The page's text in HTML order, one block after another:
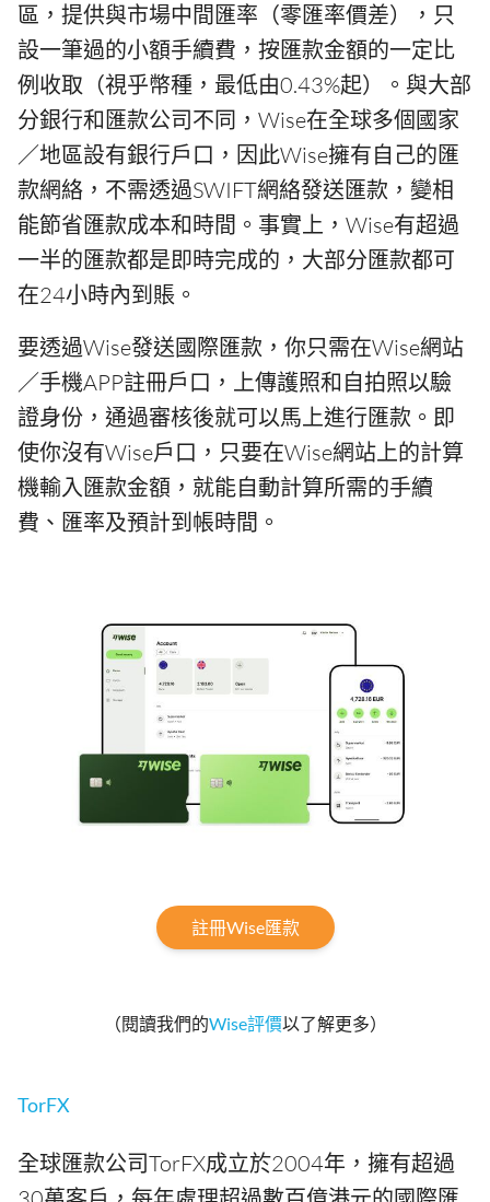
區，提供與市場中間匯率（零匯率價差），只
設一筆過的小額手續費，按匯款金額的一定比
例收取（視乎幣種，最低由0.43%起）。與大部
分銀行和匯款公司不同，Wise在全球多個國家
／地區設有銀行戶口，因此Wise擁有自己的匯
款網絡，不需透過SWIFT網絡發送匯款，變相
能節省匯款成本和時間。事實上，Wise有超過
一半的匯款都是即時完成的，大部分匯款都可
在24小時內到賬。
要透過Wise發送國際匯款，你只需在Wise網站
／手機APP註冊戶口，上傳護照和自拍照以驗
證身份，通過審核後就可以馬上進行匯款。即
使你沒有Wise戶口，只要在Wise網站上的計算
機輸入匯款金額，就能自動計算所需的手續
費、匯率及預計到帳時間。
註冊Wise匯款
（閱讀我們的Wise評價以了解更多）
TorFX
全球匯款公司TorFX成立於2004年，擁有超過